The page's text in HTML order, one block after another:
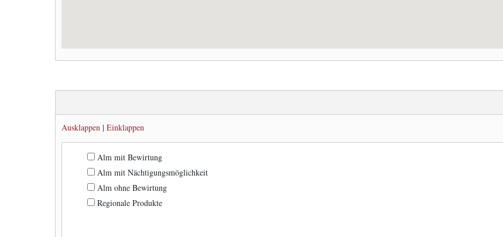
Ausklappen | Einklappen
Alm mit Bewirtung
Alm mit Nächtigungsmöglichkeit
Alm ohne Bewirtung
Regionale Produkte